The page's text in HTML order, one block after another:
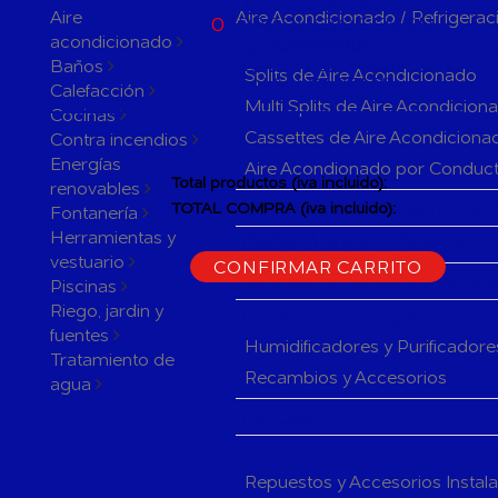
Aire
acondicionado
Baños
Calefacción
Cocinas
Contra incendios
Energías
renovables
Fontanería
Herramientas y
vestuario
Piscinas
Riego, jardin y
fuentes
Tratamiento de
agua
Aire Acondicionado /
Splits de Aire Acondicionado
Multi Splits de Aire
Cassettes de Aire
Aire Acondionado por
Herramientas y accesorios de
Sistemas de Regulación de
Humidificadores y
Recambios y Accesorios
Repuestos y Accesorios
0 PRODUCTOS EN SU
ACTUALMENTE 1 PRODUCTO
EN SU CARRITO.
Total productos (iva incluido):
TOTAL COMPRA (iva incluido):
CONFIRMAR CARRITO